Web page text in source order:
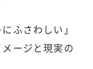
ふさわしい」
ージと現実の